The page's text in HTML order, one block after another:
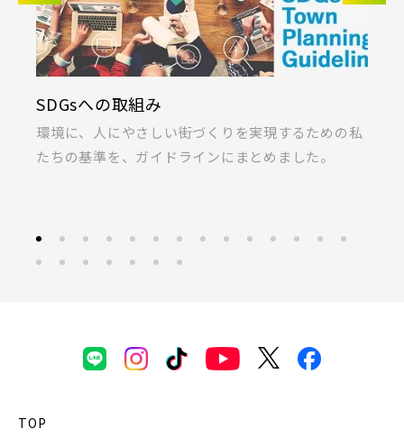
千葉・常磐エリア(16)
守谷市(0) 松戸市(4)
野田市(1)
柏市(3)
流山市(4)
東京都(5)
東久留米市(2)
物件を検索する
KIRINOKA(キリノカ)
桐製品の開発と制作に力を注ぐ「厚川産業」と「ポ
ラス」の共同開発による無垢桐材の壁パネル。
TOP